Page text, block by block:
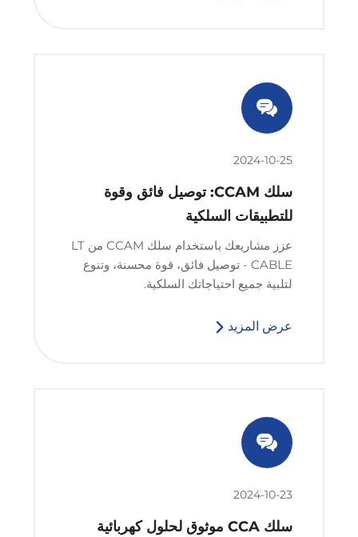
2024-10-25
سلك CCAM: توصيل فائق وقوة
للتطبيقات السلكية
عزز مشاريعك باستخدام سلك CCAM من LT
CABLE - توصيل فائق، قوة محسنة، وتنوع
لتلبية جميع احتياجاتك السلكية.
عرض المزيد
2024-10-23
سلك CCA موثوق لحلول كهربائية